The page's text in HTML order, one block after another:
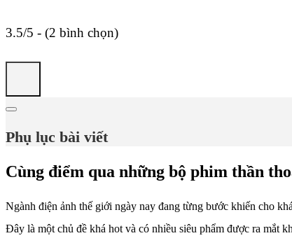
3.5/5 - (2 bình chọn)
Phụ lục bài viết
Cùng điểm qua những bộ phim thần
Ngành điện ảnh thế giới ngày nay đang từng bước khiến cho
Đây là một chủ đề khá hot và có nhiều siêu phẩm được ra mắt